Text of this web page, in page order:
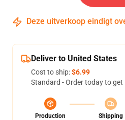
Deze uitverkoop eindigt
Deliver to United States
Cost to ship:$6.99
Standard - Order today to get
Production
Shipping